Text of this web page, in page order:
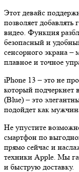
Этот девайс
позволяет
видео. Функция
безопасный и
сенсорного экрана –
плавное и точное
iPhone 13 – это не
который подчеркнет
(Blue) – это
подойдет как
Не упустите
смартфон по
прямо сейчас и
техники Apple. Мы
и быструю доставку.